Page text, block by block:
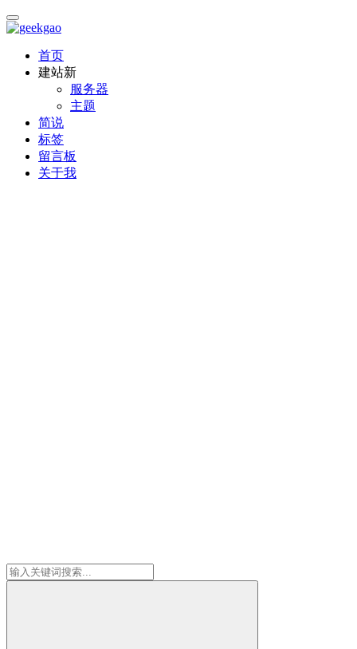
首页
建站新
服务器
主题
简说
标签
留言板
关于我